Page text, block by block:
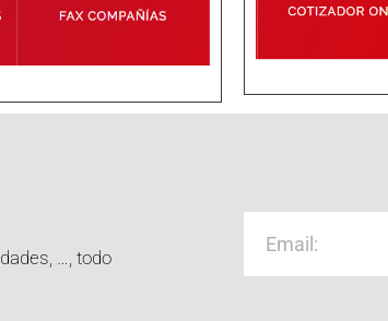
…, todo